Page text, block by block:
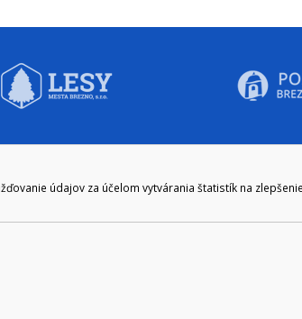
údajov za účelom vytvárania štatistík na
kliknite tu:
KONTAKT
048/28 56 301,